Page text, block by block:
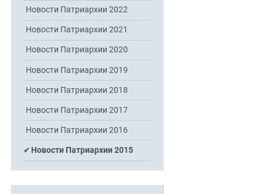
Новости Патриархии 2022
Новости Патриархии 2021
Новости Патриархии 2020
Новости Патриархии 2019
Новости Патриархии 2018
Новости Патриархии 2017
Новости Патриархии 2016
Новости Патриархии 2015